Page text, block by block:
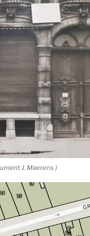
J. Maerens )